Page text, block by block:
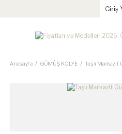
Giriş
Anasayfa GÜMÜŞ KOLYE Taşlı Markazit